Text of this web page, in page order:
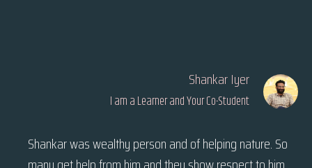
Shankar Iyer
I am a Learner and Your Co-Student
Shankar was wealthy person and of helping nature. So